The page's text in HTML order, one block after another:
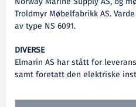
Troldmyr Møbelfabrikk AS.
av type NS 6091.
DIVERSE
Elmarin AS har stått for
samt foretatt den elektriske